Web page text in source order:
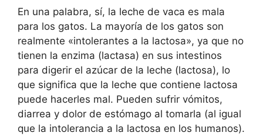
En una palabra, sí, la leche de vaca es mala
para los gatos. La mayoría de los gatos son
realmente «intolerantes a la lactosa», ya que no
tienen la enzima (lactasa) en sus intestinos
para digerir el azúcar de la leche (lactosa), lo
que significa que la leche que contiene lactosa
puede hacerles mal. Pueden sufrir vómitos,
diarrea y dolor de estómago al tomarla (al igual
que la intolerancia a la lactosa en los humanos).